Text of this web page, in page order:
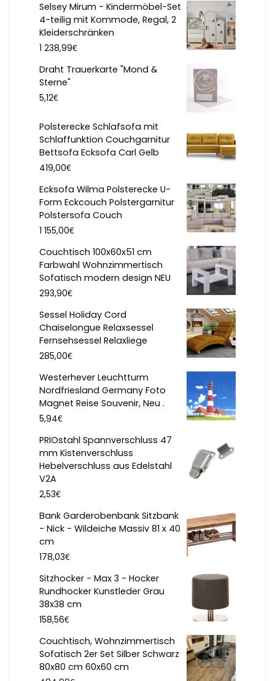
Selsey Mirum - Kindermöbel-Set
4-teilig mit Kommode, Regal, 2
Kleiderschränken
1 238,99€
Draht Trauerkarte "Mond &
Sterne"
5,12€
Polsterecke Schlafsofa mit
Schlaffunktion Couchgarnitur
Bettsofa Ecksofa Carl Gelb
419,00€
Ecksofa Wilma Polsterecke U-
Form Eckcouch Polstergarnitur
Polstersofa Couch
1 155,00€
Couchtisch 100x60x51 cm
Farbwahl Wohnzimmertisch
Sofatisch modern design NEU
293,90€
Sessel Holiday Cord
Chaiselongue Relaxsessel
Fernsehsessel Relaxliege
285,00€
Westerhever Leuchtturm
Nordfriesland Germany Foto
Magnet Reise Souvenir, Neu .
5,94€
PRIOstahl Spannverschluss 47
mm Kistenverschluss
Hebelverschluss aus Edelstahl
V2A
2,53€
Bank Garderobenbank Sitzbank
- Nick - Wildeiche Massiv 81 x 40
cm
178,03€
Sitzhocker - Max 3 - Hocker
Rundhocker Kunstleder Grau
38x38 cm
158,56€
Couchtisch, Wohnzimmertisch
Sofatisch 2er Set Silber Schwarz
80x80 cm 60x60 cm